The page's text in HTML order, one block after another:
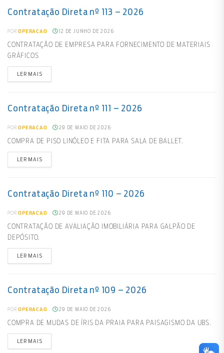
Contratação Direta nº 113 – 2026
POR OPERACAO 12 DE JUNHO DE 2026
CONTRATAÇÃO DE EMPRESA PARA FORNECIMENTO DE MATERIAIS
GRÁFICOS
LER MAIS
Contratação Direta nº 111 – 2026
POR OPERACAO 29 DE MAIO DE 2026
COMPRA DE PISO LINÓLEO E FITA PARA SALA DE BALLET.
LER MAIS
Contratação Direta nº 110 – 2026
POR OPERACAO 29 DE MAIO DE 2026
CONTRATAÇÃO DE AVALIAÇÃO IMOBILIÁRIA PARA GALPÃO DE
DEPÓSITO.
LER MAIS
Contratação Direta nº 109 – 2026
POR OPERACAO 29 DE MAIO DE 2026
COMPRA DE MUDAS DE ÍRIS DA PRAIA PARA PAISAGISMO DA UBS.
LER MAIS